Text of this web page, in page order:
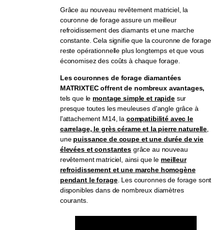
Grâce au nouveau revêtement matriciel, la
couronne de forage assure un meilleur
refroidissement des diamants et une marche
constante. Cela signifie que la couronne de forage
reste opérationnelle plus longtemps et que vous
économisez des coûts à chaque forage.
Les couronnes de forage diamantées
MATRIXTEC offrent de nombreux avantages,
tels que le montage simple et rapidesur
presque toutes les meuleuses d'angle grâce à
l'attachement M14, la compatibilité avec le
carrelage, le grès cérame et la pierre naturelle
une puissance de coupe et une durée de vie
élevées et constantesgrâce au nouveau
revêtement matriciel, ainsi que le meilleur
refroidissement et une marche homogène
pendant le forage. Les couronnes de forage sont
disponibles dans de nombreux diamètres
courants.